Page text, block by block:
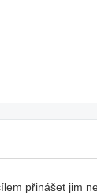
přinášet jim